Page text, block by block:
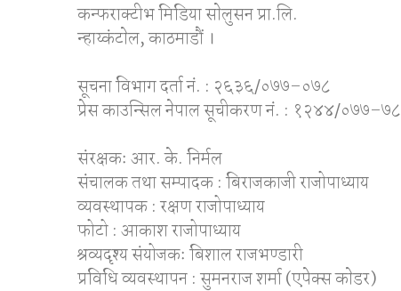
कन्फराक्टीभ मिडिया साेलुसन प्रा.लि.
न्हाय्कंटाेल, काठमाडाैं ।
सूचना विभाग दर्ता नं. : २६३६/०७७–०७८
प्रेस काउन्सिल नेपाल सूचीकरण नं. : १२४४/०७७–७८
संरक्षकः आर. के. निर्मल
संचालक तथा सम्पादक : बिराजकाजी राजोपाध्याय
व्यवस्थापक : रक्षण राजोपाध्याय
फोटो : आकाश राजोपाध्याय
श्रव्यदृश्य संयोजकः बिशाल राजभण्डारी
प्रविधि व्यवस्थापन : सुमनराज शर्मा (एपेक्स काेडर)